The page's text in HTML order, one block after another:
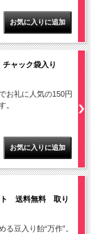
ャック袋入り
お礼に人気の150円
。
ト 送料無料 取り
豆入り飴“万作”。